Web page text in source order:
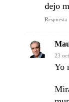
dejo
Respuesta
23
Yo